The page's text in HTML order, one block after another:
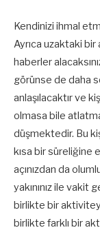
Kendinizi ihmal
Ayrıca uzaktaki bir
haberler
görünse de daha
anlaşılacaktır ve
olmasa bile
düşmektedir. Bu
kısa bir süreliğine
açınızdan da
yakınınız ile vakit
birlikte bir
birlikte farklı bir